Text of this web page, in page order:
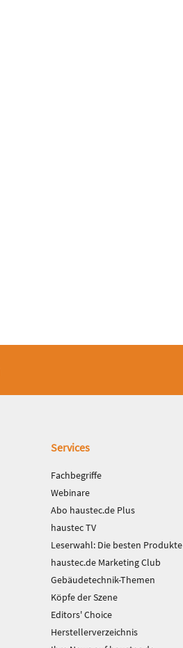
Services
Fachbegriffe
Webinare
Abo haustec.de Plus
haustec TV
Leserwahl: Die besten Produkte
haustec.de Marketing Club
Gebäudetechnik-Themen
Köpfe der Szene
Editors' Choice
Herstellerverzeichnis